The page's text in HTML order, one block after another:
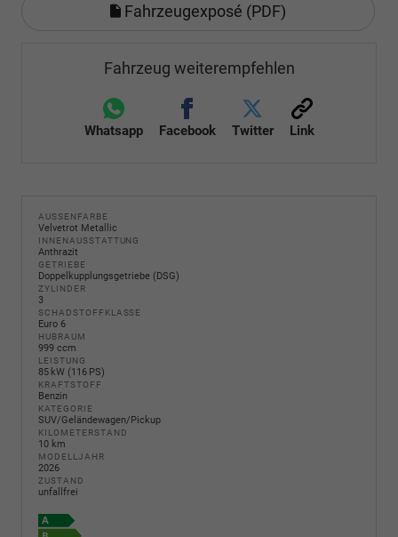
Fahrzeugexposé (PDF)
Fahrzeug weiterempfehlen
Whatsapp Facebook Twitter Link
AUSSENFARBE
Velvetrot Metallic
INNENAUSSTATTUNG
Anthrazit
GETRIEBE
Doppelkupplungsgetriebe (DSG)
ZYLINDER
3
SCHADSTOFFKLASSE
Euro 6
HUBRAUM
999 ccm
LEISTUNG
85 kW (116 PS)
KRAFTSTOFF
Benzin
KATEGORIE
SUV/Geländewagen/Pickup
KILOMETERSTAND
10 km
MODELLJAHR
2026
ZUSTAND
unfallfrei